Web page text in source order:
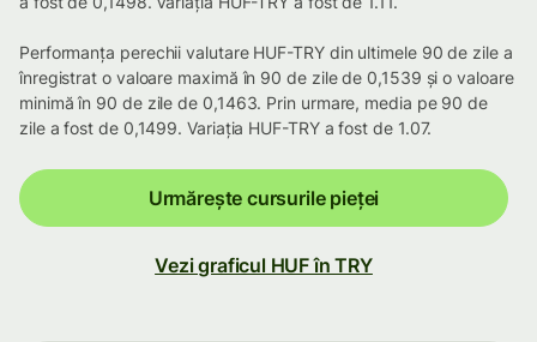
Performanța perechii valutare HUF-TRY din ultimele 90 de zile a
înregistrat o valoare maximă în 90 de zile de 0,1539 și o valoare
minimă în 90 de zile de 0,1463. Prin urmare, media pe 90 de
zile a fost de 0,1499. Variația HUF-TRY a fost de 1.07.
Urmărește cursurile pieței
Vezi graficul HUF în TRY